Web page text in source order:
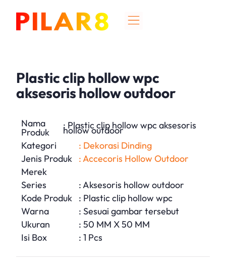
Plastic clip hollow wpc
aksesoris hollow outdoor
Nama
Produk
: Plastic clip hollow wpc aksesoris
hollow outdoor
Kategori
: Dekorasi Dinding
Jenis Produk
: Accecoris Hollow Outdoor
Merek
Series
: Aksesoris hollow outdoor
Kode Produk
: Plastic clip hollow wpc
Warna
: Sesuai gambar tersebut
Ukuran
: 50 MM X 50 MM
Isi Box
: 1 Pcs